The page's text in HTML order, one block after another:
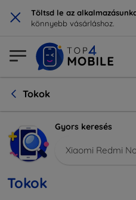
× Töltsd le az
könnyebb vásárláshoz.
Tokok
Gyors keresés
Xiaomi Redmi
Tokok